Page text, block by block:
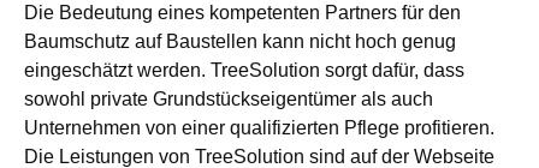
Die Bedeutung eines kompetenten Partners für den
Baumschutz auf Baustellen kann nicht hoch genug
eingeschätzt werden. TreeSolution sorgt dafür, dass
sowohl private Grundstückseigentümer als auch
Unternehmen von einer qualifizierten Pflege profitieren.
Die Leistungen von TreeSolution sind auf der Webseite